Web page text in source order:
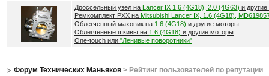
Дроссельный узел на Lancer IX 1.6 (4G18), 2.0 (4G63) и
Ремкомплект РХХ на Mitsubishi Lancer IX, 1.6 (4G18),
Облегченный маховик на 1.6 (4G18) и другие моторы
Облегченные шкивы на 1.6 (4G18) и другие моторы
One-touch или "Ленивые поворотники"
Форум Технических Маньяков> Рейтинг пользователей по репутации